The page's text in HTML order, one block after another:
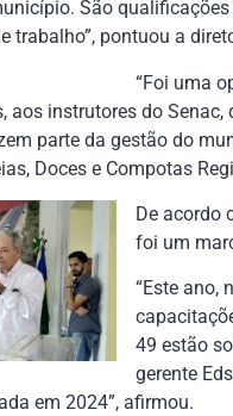
São
trabalho”, pontuou a
“Foi uma
aos instrutores do
parte da gestão do
Doces e Compotas
De acordo
foi um
“Este ano,
49 estão
gerente
em 2024”, afirmou.